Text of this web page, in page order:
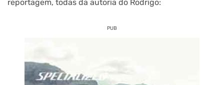
reportagem, todas da autoria do Rodrigo:
PUB